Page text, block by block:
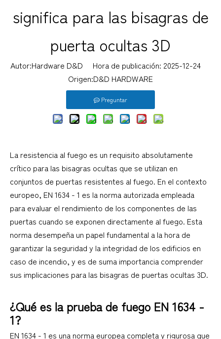
significa para las bisagras de
puerta ocultas 3D
Autor:Hardware D&D Hora de publicación: 2025-12-24
Origen:D&D HARDWARE
Preguntar
La resistencia al fuego es un requisito absolutamente
crítico para las bisagras ocultas que se utilizan en
conjuntos de puertas resistentes al fuego. En el contexto
europeo, EN 1634 - 1 es la norma autorizada empleada
para evaluar el rendimiento de los componentes de las
puertas cuando se exponen directamente al fuego. Esta
norma desempeña un papel fundamental a la hora de
garantizar la seguridad y la integridad de los edificios en
caso de incendio, y es de suma importancia comprender
sus implicaciones para las bisagras de puertas ocultas 3D.
¿Qué es la prueba de fuego EN 1634 -
1?
EN 1634 - 1 es una norma europea completa y rigurosa que